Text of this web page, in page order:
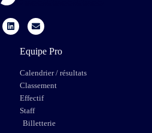
Equipe Pro
Calendrier / résultats
Classement
Effectif
Staff
Billetterie